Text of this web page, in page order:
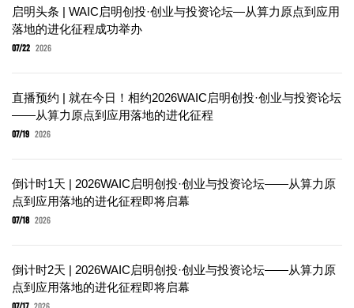
启明头条 | WAIC启明创投·创业与投资论坛—从算力原点到应用
落地的进化征程成功举办
07/22 2026
直播预约 | 就在今日！相约2026WAIC启明创投·创业与投资论坛
——从算力原点到应用落地的进化征程
07/19 2026
倒计时1天 | 2026WAIC启明创投·创业与投资论坛——从算力原
点到应用落地的进化征程即将启幕
07/18 2026
倒计时2天 | 2026WAIC启明创投·创业与投资论坛——从算力原
点到应用落地的进化征程即将启幕
07/17 2026